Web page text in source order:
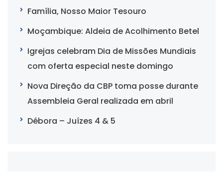
Família, Nosso Maior Tesouro
Moçambique: Aldeia de Acolhimento Betel
Igrejas celebram Dia de Missões Mundiais
com oferta especial neste domingo
Nova Direção da CBP toma posse durante
Assembleia Geral realizada em abril
Débora – Juízes 4 & 5